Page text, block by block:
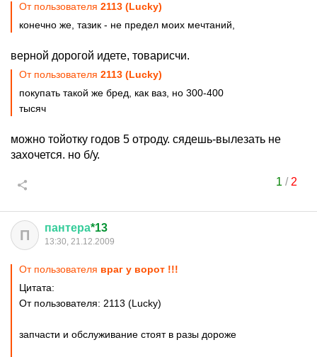
От пользователя 2113 (Lucky)
конечно же, тазик - не предел моих мечтаний,
верной дорогой идете, товарисчи.
От пользователя 2113 (Lucky)
покупать такой же бред, как ваз, но 300-400
тысяч
можно тойотку годов 5 отроду. сядешь-вылезать не
захочется. но б/у.
1 / 2
П пантера*13
13:30, 21.12.2009
От пользователя враг у ворот !!!
Цитата:
От пользователя: 2113 (Lucky)
запчасти и обслуживание стоят в разы дороже